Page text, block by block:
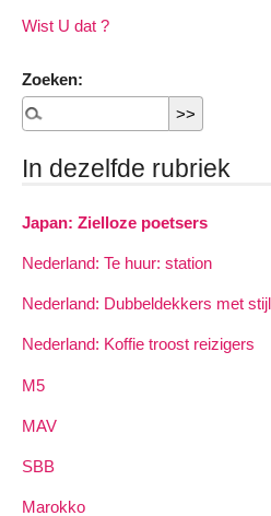
Wist U dat ?
Zoeken:
In dezelfde rubriek
Japan: Zielloze poetsers
Nederland: Te huur: station
Nederland: Dubbeldekkers met stijl
Nederland: Koffie troost reizigers
M5
MAV
SBB
Marokko